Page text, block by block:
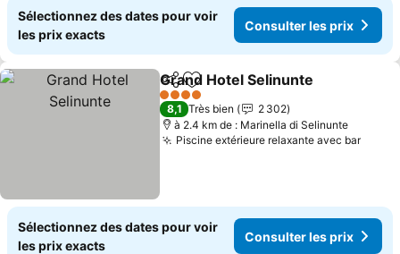
Sélectionnez des dates pour voir
les prix exacts
Consulter les prix
PartagerAjouter à mes favoris
Grand Hotel Selinunte
4 Étoiles
8,1 Très bien
2 302
à 2.4 km de : Marinella di Selinunte
Piscine extérieure relaxante avec bar
Sélectionnez des dates pour voir
les prix exacts
Consulter les prix